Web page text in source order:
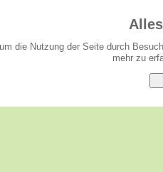
die Nutzung der Seite durch
mehr zu